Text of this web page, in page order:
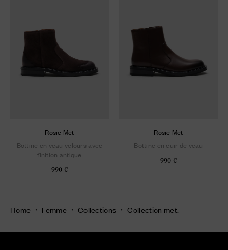
Rosie Met
Bottine en veau velours avec
finition antique
990 €
Rosie Met
Bottine en cuir de veau
990 €
Home Femme Collections Collection met.